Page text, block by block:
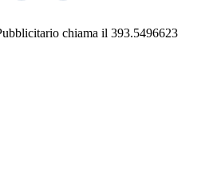
Lungomare C. Colombochiama il 393.5496623